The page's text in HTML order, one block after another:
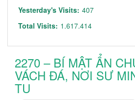
Yesterday's Visits: 407
Total Visits: 1.617.414
2270 – BÍ MẬT ẨN
VÁCH ĐÁ, NƠI SƯ
TU